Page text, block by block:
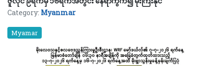
Category: Myanmar
Myamar